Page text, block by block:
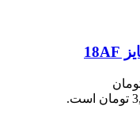
اصلی 3,617,200 تومان